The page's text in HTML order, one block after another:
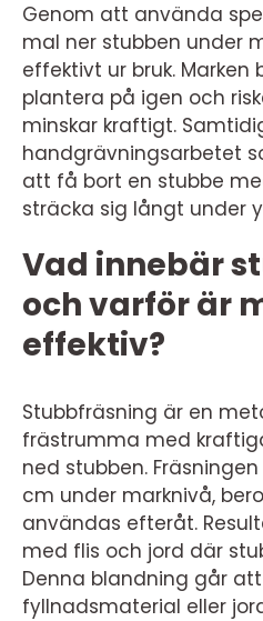
Genom att använda
mal ner stubben under
effektivt ur bruk. Marken
plantera på igen och
minskar kraftigt.
handgrävningsarbetet
att få bort en stubbe
sträcka sig långt under
Vad innebär
och varför är
effektiv?
Stubbfräsning är en
frästrumma med
ned stubben.
cm under marknivå,
användas efteråt.
med flis och jord där
Denna blandning går
fyllnadsmaterial eller